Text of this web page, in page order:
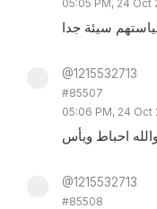
05:05 PM, 24 Oct
سيئة جدا
@1215532713
#85507
05:06 PM, 24 Oct
والله احباط ويأس
@1215532713
#85508